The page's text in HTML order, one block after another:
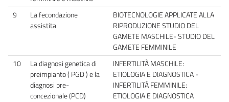
9
La fecondazione
assistita
BIOTECNOLOGIE APPLICATE ALLA
RIPRODUZIONE STUDIO DEL
GAMETE MASCHILE- STUDIO DEL
GAMETE FEMMINILE
10
La diagnosi genetica di
preimpianto ( PGD ) e la
diagnosi pre-
concezionale (PCD)
INFERTILITÀ MASCHILE:
ETIOLOGIA E DIAGNOSTICA -
INFERTILITÀ FEMMINILE:
ETIOLOGIA E DIAGNOSTICA